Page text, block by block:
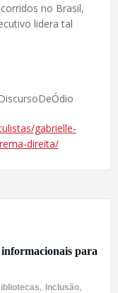
no Brasil,
lidera tal
gabrielle-
direita/
para
, Inclusão,